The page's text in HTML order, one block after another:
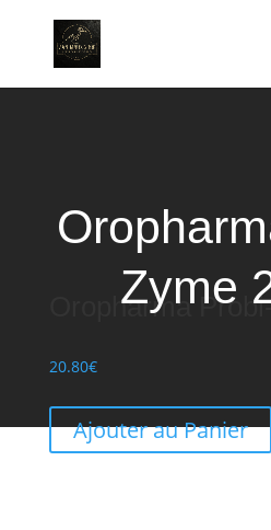
Zyme
Oropharma
20.80€
Ajouter au Panier